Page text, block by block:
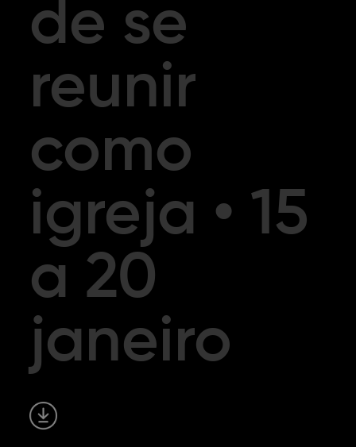
de se
reunir
como
igreja • 15
a 20
janeiro